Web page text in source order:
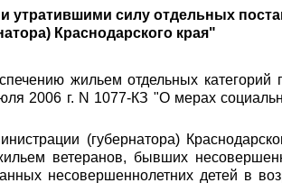
утратившими силу отдельных
Краснодарского края"
жильем отдельных
2006 г. N 1077-КЗ "О мерах
(губернатора)
ветеранов, бывших
несовершеннолетних детей в